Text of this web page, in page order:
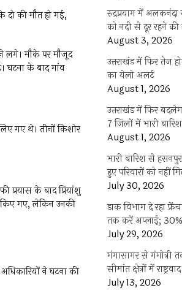
दो की मौत हो गई,
लगे। मौके पर मौजूद
घटना के बाद गांव
गए थे। तीनों किशोर
प्रयास के बाद प्रियांशु
किए गए, लेकिन उनकी
ने घटना की
रुद्रप्रयाग में
को नदी से दूर रहने
August 3, 2026
उत्तराखंड में फिर तेज
का येलो अलर्ट
August 1, 2026
उत्तराखंड में फिर
7 जिलों में भारी
August 1, 2026
भारी बारिश से
हुए परिवारों को नहीं
July 30, 2026
डाक विभाग दे रहा
तक करें अप्लाई;
July 29, 2026
गंगासागर से गंगोत्री
सीमांत क्षेत्रों में
July 13, 2026